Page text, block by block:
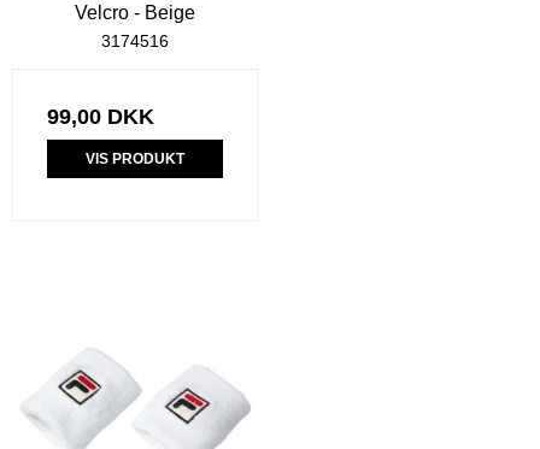
Velcro - Beige
3174516
99,00 DKK
VIS PRODUKT